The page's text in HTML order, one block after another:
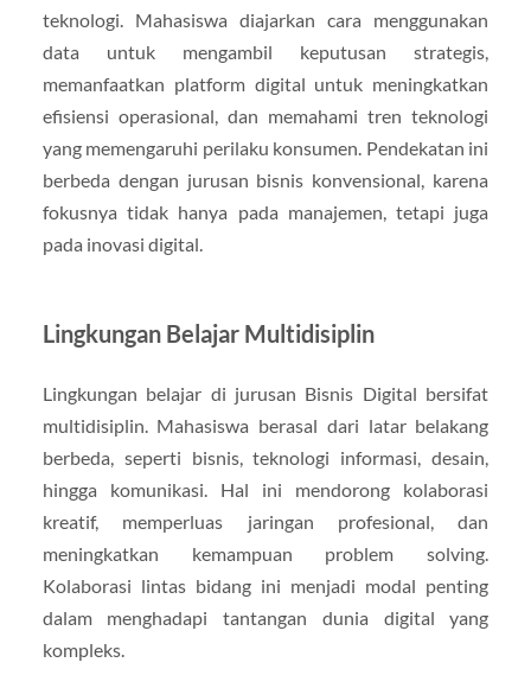
teknologi. Mahasiswa diajarkan cara menggunakan
data untuk mengambil keputusan strategis,
memanfaatkan platform digital untuk meningkatkan
efisiensi operasional, dan memahami tren teknologi
yang memengaruhi perilaku konsumen. Pendekatan ini
berbeda dengan jurusan bisnis konvensional, karena
fokusnya tidak hanya pada manajemen, tetapi juga
pada inovasi digital.
Lingkungan Belajar Multidisiplin
Lingkungan belajar di jurusan Bisnis Digital bersifat
multidisiplin. Mahasiswa berasal dari latar belakang
berbeda, seperti bisnis, teknologi informasi, desain,
hingga komunikasi. Hal ini mendorong kolaborasi
kreatif, memperluas jaringan profesional, dan
meningkatkan kemampuan problem solving.
Kolaborasi lintas bidang ini menjadi modal penting
dalam menghadapi tantangan dunia digital yang
kompleks.